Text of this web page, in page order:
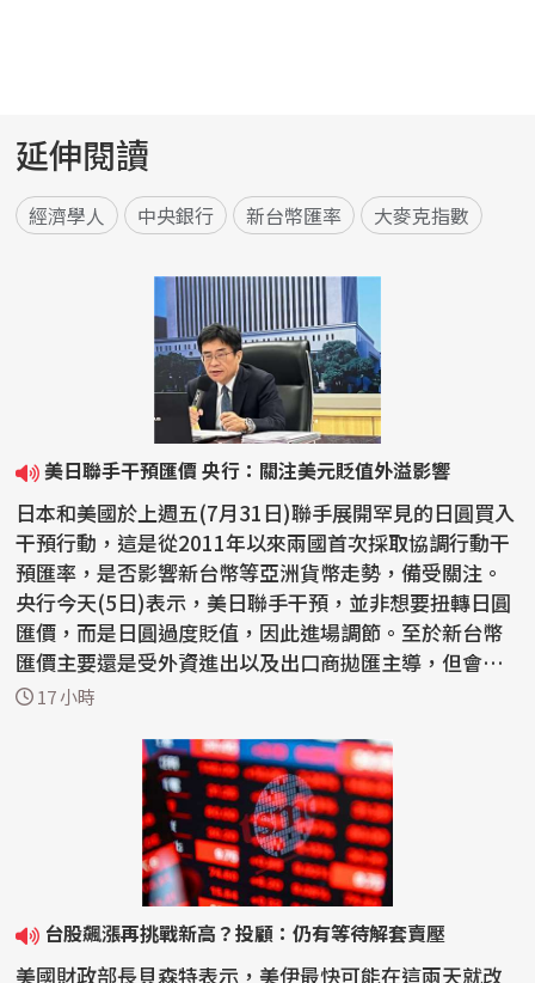
延伸閱讀
經濟學人 中央銀行 新台幣匯率 大麥克指數
美日聯手干預匯價 央行：關注美元貶值外溢影響
日本和美國於上週五(7月31日)聯手展開罕見的日圓買入
干預行動，這是從2011年以來兩國首次採取協調行動干
預匯率，是否影響新台幣等亞洲貨幣走勢，備受關注。
央行今天(5日)表示，美日聯手干預，並非想要扭轉日圓
匯價，而是日圓過度貶值，因此進場調節。至於新台幣
匯價主要還是受外資進出以及出口商拋匯主導，但會關
注美元...
17 小時
台股飆漲再挑戰新高？投顧：仍有等待解套賣壓
美國財政部長貝森特表示，美伊最快可能在這兩天就改